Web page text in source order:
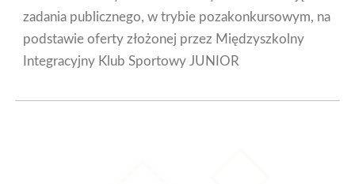
zadania publicznego, w trybie pozakonkursowym, na
podstawie oferty złożonej przez Międzyszkolny
Integracyjny Klub Sportowy JUNIOR